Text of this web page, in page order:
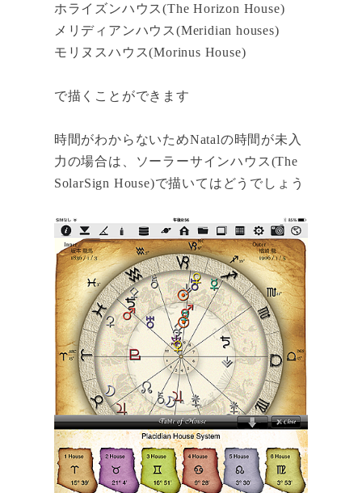
ホライズンハウス(The Horizon House)
メリディアンハウス(Meridian houses)
モリヌスハウス(Morinus House)
で描くことができます
時間がわからないためNatalの時間が未入
力の場合は、ソーラーサインハウス(The
SolarSign House)で描いてはどうでしょう